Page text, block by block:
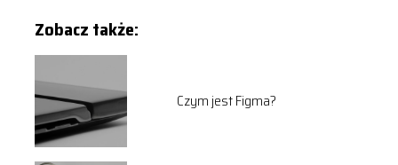
Zobacz także:
Czym jest Figma?